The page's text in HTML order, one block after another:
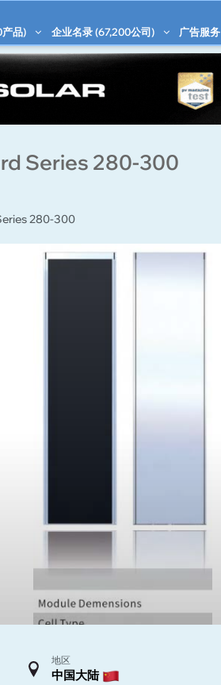
产品) 企业名录 (67,200公司) 广告服务
Series 280-300
280-300
地区
中国大陆